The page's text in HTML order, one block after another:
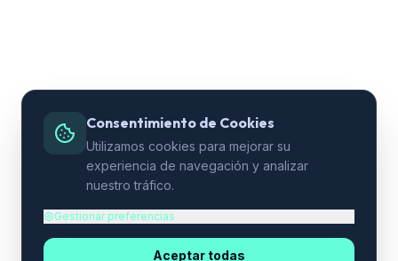
Consentimiento de Cookies
Utilizamos cookies para mejorar su
experiencia de navegación y analizar
nuestro tráfico.
Gestionar preferencias
Aceptar todas